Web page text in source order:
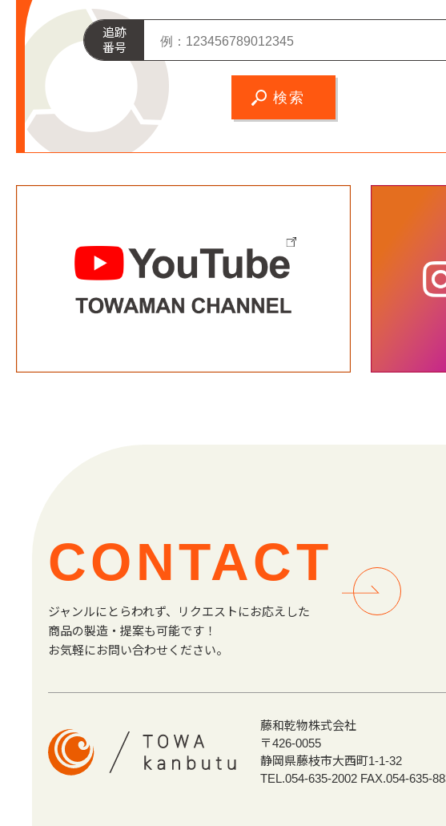
追跡
番号
CONTACT
ジャンルにとらわれず、リクエストにお応えした
商品の製造・提案も可能です！
お気軽にお問い合わせください。
藤和乾物株式会社
〒426-0055
静岡県藤枝市大西町1-1-32
TEL.054-635-2002 FAX.054-635-